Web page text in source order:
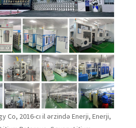
Co, 2016-cı il ərzində Enerji, Enerji,